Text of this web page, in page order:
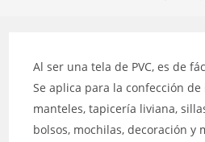
Al ser una tela de PVC, es de
Se aplica para la confección
manteles, tapicería liviana,
bolsos, mochilas, decoración y